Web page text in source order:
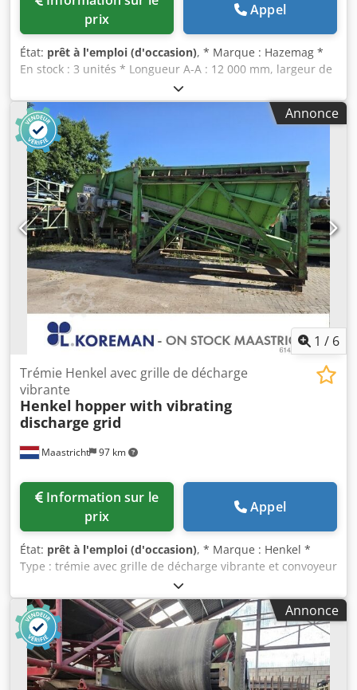
prix
Appel
État: prêt à l'emploi (d'occasion), * Marque : Hazemag *
En stock : 3 unités * Longueur A-A : 12 000 mm, largeur de
la bande : 650 mm, motorisation : moteur électrique de
5,5 kW. Dkodpfx Aisywm Uve Ror
Annonce
1 / 6
Maastricht 97 km
Trémie Henkel avec grille de décharge
vibrante
Henkel hopper with vibrating
discharge grid
prix
Appel
État: prêt à l'emploi (d'occasion), * Marque : Henkel *
Type : trémie avec grille de décharge vibrante et convoyeur
extractible. * Dimensions de la trémie : 4500 x 2400 x 1000
mm * Dimensions du convoyeur extractible : Longueur A-A
: 7000 mm, largeur de la bande : 1000 mm. * Entraînement
: boîte de vitesses. Dsdpfezqdxvox Ai Rskr * Dimensions de
la grille de décharge : 4000 x 2600 mm * Entraînement : 2
moteurs vibrants.
Annonce